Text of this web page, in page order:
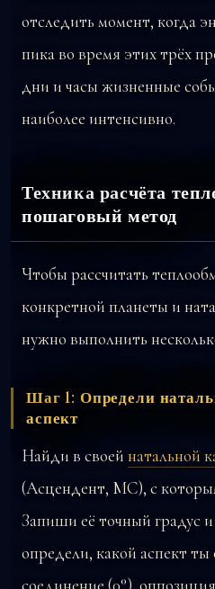
отследить момент, когда
пика во время этих трёх
дни и часы жизненные
наиболее интенсивно.
Техника расчёта
пошаговый метод
Чтобы рассчитать
конкретной планеты и
нужно выполнить
Шаг 1: Определи
аспект
Найди в своей натальной
(Асцендент, МС), с
Запиши её точный градус
определи, какой аспект